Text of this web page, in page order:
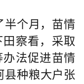
半个月，苗情
察看，采取
法促进苗情
县种粮大户张